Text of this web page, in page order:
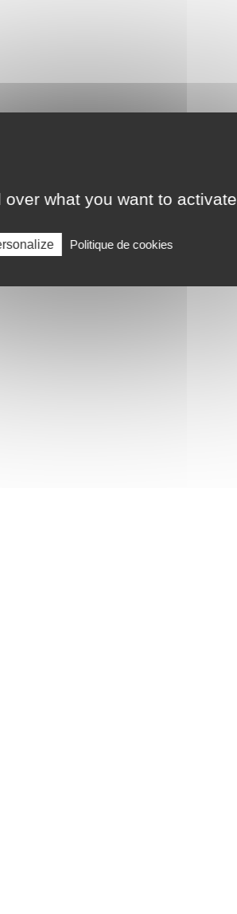
what you want to activate
Politique de cookies